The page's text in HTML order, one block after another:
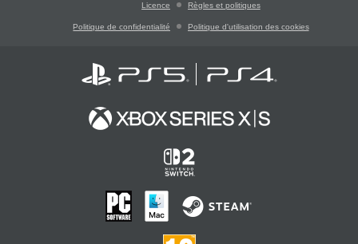
Licence Règles et politiques
Politique de confidentialité Politique d'utilisation des cookies